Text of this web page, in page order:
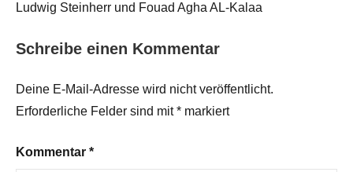
Ludwig Steinherr und Fouad Agha AL-Kalaa
Schreibe einen Kommentar
Deine E-Mail-Adresse wird nicht veröffentlicht.
Erforderliche Felder sind mit* markiert
Kommentar *